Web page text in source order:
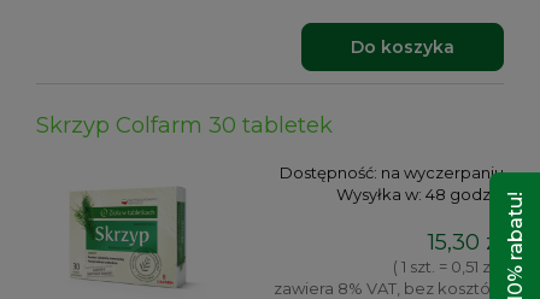
Do koszyka
Skrzyp Colfarm 30 tabletek
Dostępność: na wyczerpaniu
Wysyłka w: 48 godzin
15,30 zł
( 1 szt. = 0,51 zł )
zawiera 8% VAT, bez kosztów